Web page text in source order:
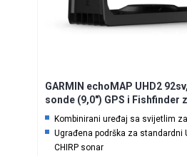
GARMIN echoMAP UHD2
sonde (9,0″) GPS i Fishfinder
Kombinirani uređaj sa svijetlim
Ugrađena podrška za standardni
CHIRP sonar